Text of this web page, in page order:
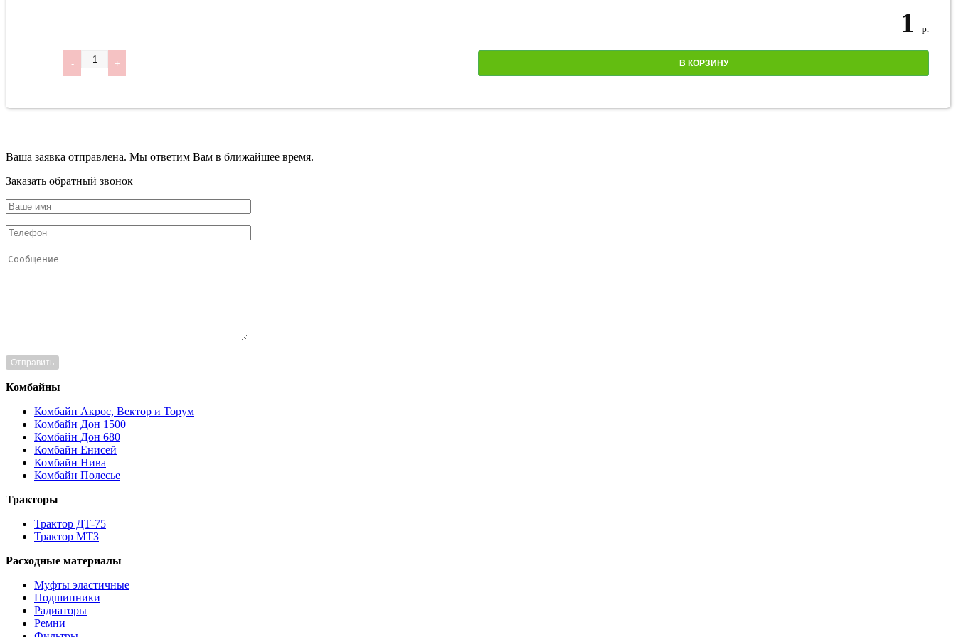
1 р.
Количество
В КОРЗИНУ
Ваша заявка отправлена. Мы ответим Вам в ближайшее время.
Заказать обратный звонок
Комбайны
Комбайн Акрос, Вектор и Торум
Комбайн Дон 1500
Комбайн Дон 680
Комбайн Енисей
Комбайн Нива
Комбайн Полесье
Тракторы
Трактор ДТ-75
Трактор МТЗ
Расходные материалы
Муфты эластичные
Подшипники
Радиаторы
Ремни